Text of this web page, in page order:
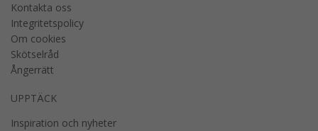
Kontakta oss
Integritetspolicy
Om cookies
Skötselråd
Ångerrätt
UPPTÄCK
Inspiration och nyheter